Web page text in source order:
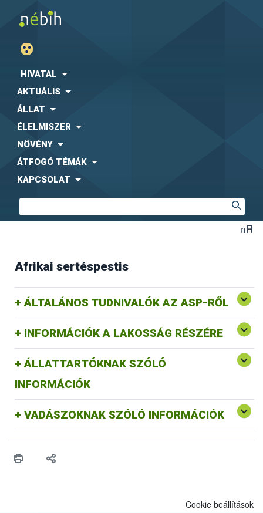
HIVATAL
AKTUÁLIS
ÁLLAT
ÉLELMISZER
NÖVÉNY
ÁTFOGÓ TÉMÁK
KAPCSOLAT
Afrikai sertéspestis
ÁLTALÁNOS TUDNIVALÓK AZ ASP-RŐL
INFORMÁCIÓK A LAKOSSÁG RÉSZÉRE
ÁLLATTARTÓKNAK SZÓLÓ
INFORMÁCIÓK
VADÁSZOKNAK SZÓLÓ INFORMÁCIÓK
Cookie beállítások